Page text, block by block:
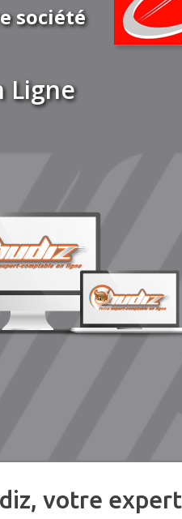
société
Ligne
votre